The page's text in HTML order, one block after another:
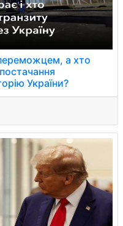
а хто
України?